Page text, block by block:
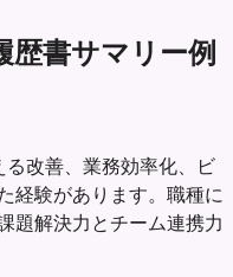
歴書サマリー例
る改善、業務効率化、ビ
経験があります。職種に
題解決力とチーム連携力